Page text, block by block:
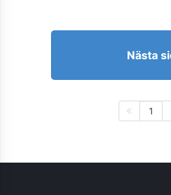
Nästa
1